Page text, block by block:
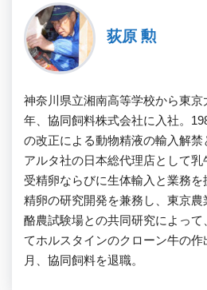
荻原 勲
神奈川県立湘南高等学校から東
年、協同飼料株式会社に入社。
の改正による動物精液の輸入解禁
アルタ社の日本総代理店として乳
受精卵ならびに生体輸入と業務
精卵の研究開発を兼務し、東京
酪農試験場との共同研究によって
てホルスタインのクローン牛の作
月、協同飼料を退職。